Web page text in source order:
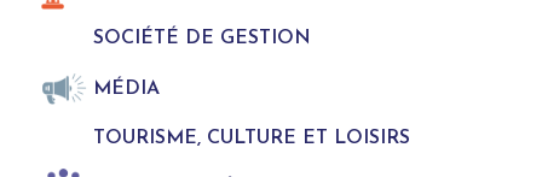
SOCIÉTÉ DE GESTION
MÉDIA
TOURISME, CULTURE ET LOISIRS